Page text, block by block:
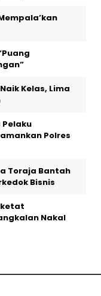
Kelas, Lima
Polres
Toraja Bantah
Bisnis
Nakal